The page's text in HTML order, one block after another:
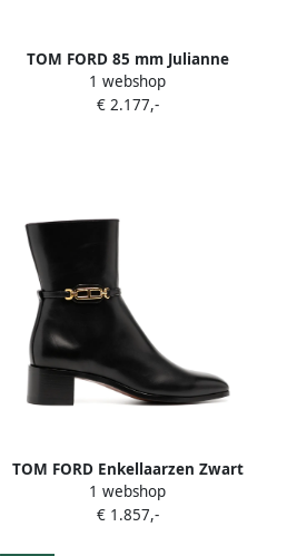
TOM FORD 85 mm Julianne
knielaarzen Zwart
1 webshop
€ 2.177,-
TOM FORD Enkellaarzen Zwart
1 webshop
€ 1.857,-